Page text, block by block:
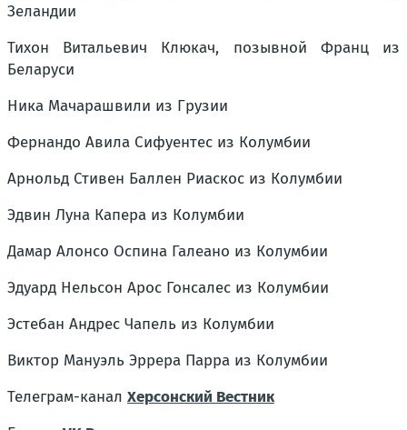
Зеландии
Тихон Витальевич Клюкач, позывной Франц из
Беларуси
Ника Мачарашвили из Грузии
Фернандо Авила Сифуентес из Колумбии
Арнольд Стивен Баллен Риаскос из Колумбии
Эдвин Луна Капера из Колумбии
Дамар Алонсо Оспина Галеано из Колумбии
Эдуард Нельсон Арос Гонсалес из Колумбии
Эстебан Андрес Чапель из Колумбии
Виктор Мануэль Эррера Парра из Колумбии
Телеграм-канал Херсонский Вестник